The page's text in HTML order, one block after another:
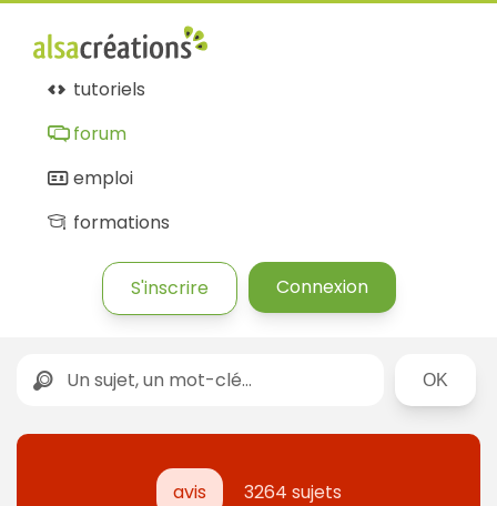
tutoriels
forum
emploi
formations
S'inscrire Connexion
Rechercher
avis 3264 sujets